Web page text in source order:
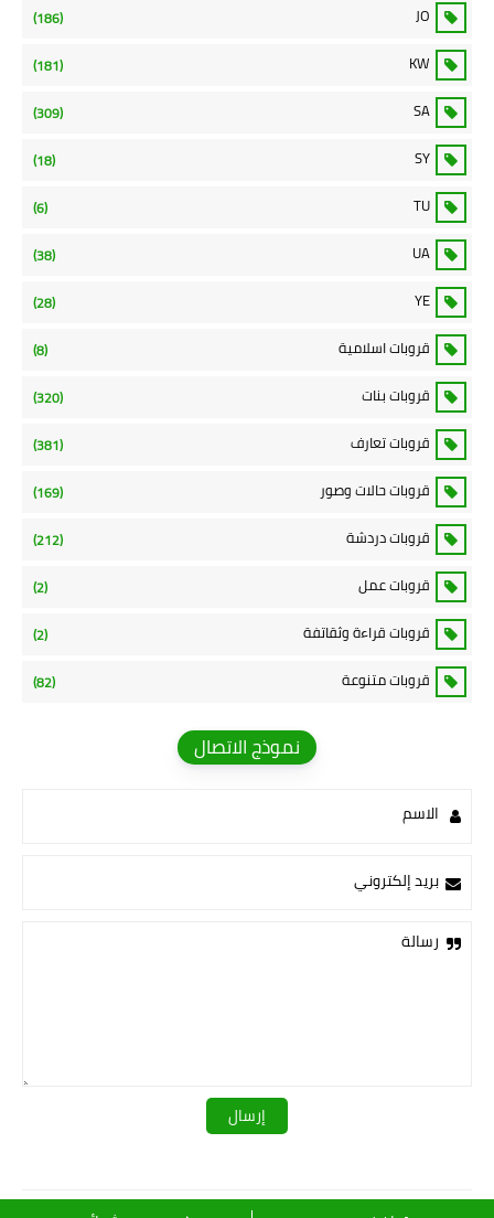
JO
(186)
KW
(181)
SA
(309)
SY
(18)
TU
(6)
UA
(38)
YE
(28)
قروبات اسلامية (8)
قروبات بنات (320)
قروبات تعارف (381)
قروبات حالات وصور (169)
قروبات دردشة (212)
قروبات عمل (2)
قروبات قراءة وثقاتفة (2)
قروبات متنوعة (82)
نموذج الاتصال
الاسم
بريد إلكتروني
رسالة
قـــــروبات ســ💛ــيدرا